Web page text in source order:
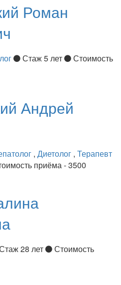
Роман
Стаж 5 лет
Стоимость
Андрей
, Диетолог , Терапевт
приёма - 3500
28 лет
Стоимость